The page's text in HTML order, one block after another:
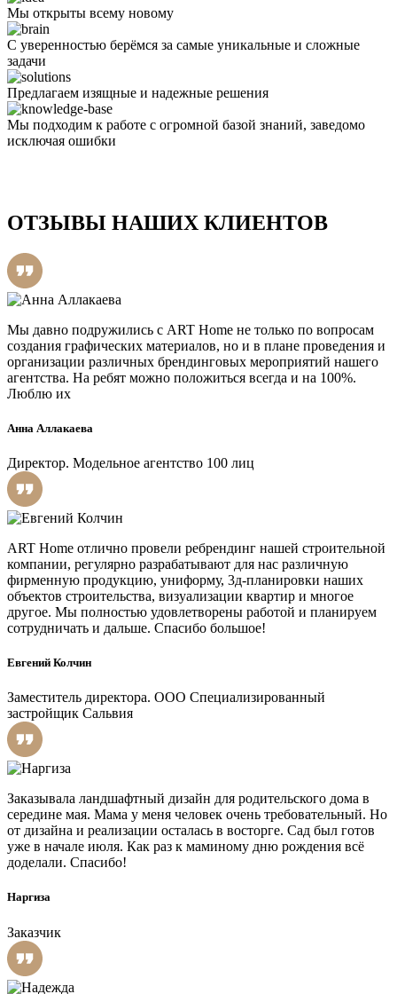
Мы открыты всему новому
С уверенностью берёмся за самые уникальные и сложные
задачи
Предлагаем изящные и надежные решения
Мы подходим к работе с огромной базой знаний, заведомо
исключая ошибки
ОТЗЫВЫ НАШИХ КЛИЕНТОВ
Мы давно подружились с ART Home не только по вопросам
создания графических материалов, но и в плане проведения и
организации различных брендинговых мероприятий нашего
агентства. На ребят можно положиться всегда и на 100%.
Люблю их
Анна Аллакаева
Директор. Модельное агентство 100 лиц
ART Home отлично провели ребрендинг нашей строительной
компании, регулярно разрабатывают для нас различную
фирменную продукцию, униформу, 3д-планировки наших
объектов строительства, визуализации квартир и многое
другое. Мы полностью удовлетворены работой и планируем
сотрудничать и дальше. Спасибо большое!
Евгений Колчин
Заместитель директора. ООО Специализированный
застройщик Сальвия
Заказывала ландшафтный дизайн для родительского дома в
середине мая. Мама у меня человек очень требовательный. Но
от дизайна и реализации осталась в восторге. Сад был готов
уже в начале июля. Как раз к маминому дню рождения всё
доделали. Спасибо!
Наргиза
Заказчик